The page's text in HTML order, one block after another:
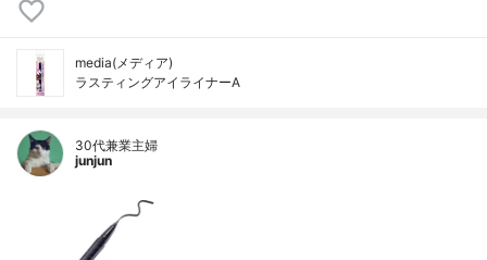
media(メディア)
ラスティングアイライナーA
30代兼業主婦
junjun